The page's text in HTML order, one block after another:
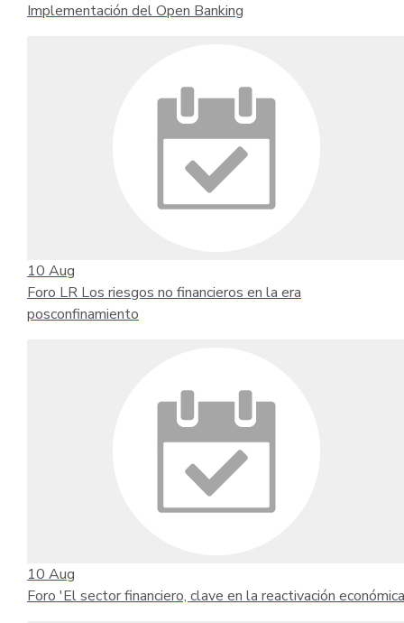
Implementación del Open Banking
10 Aug
Foro LR Los riesgos no financieros en la era
posconfinamiento
10 Aug
Foro 'El sector financiero, clave en la reactivación